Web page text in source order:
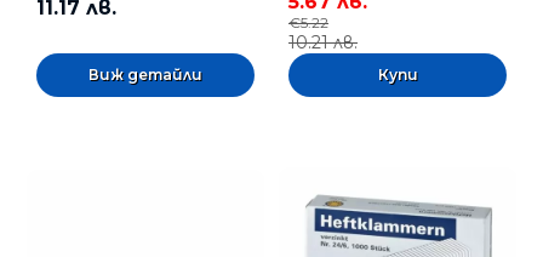
11.17 лв.
Виж детайли
€5.22
10.21 лв.